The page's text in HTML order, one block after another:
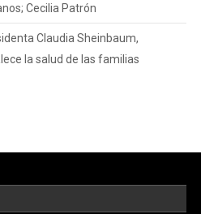
Cecilia Patrón
Claudia Sheinbaum,
la salud de las familias